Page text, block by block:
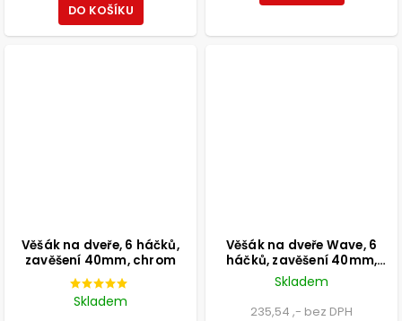
DO KOŠÍKU
Věšák na dveře, 6 háčků,
zavěšení 40mm, chrom
Skladem
Věšák na dveře Wave, 6
háčků, zavěšení 40mm,
chrom
Skladem
235,54 ,- bez DPH